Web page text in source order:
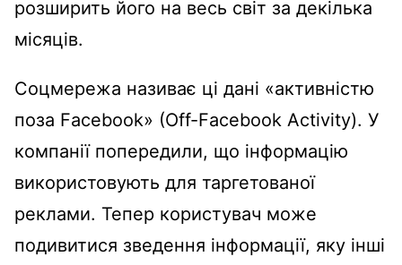
розширить його на весь світ за декілька
місяців.
Соцмережа називає ці дані «активністю
поза Facebook» (Off-Facebook Activity). У
компанії попередили, що інформацію
використовують для таргетованої
реклами. Тепер користувач може
подивитися зведення інформації, яку інші